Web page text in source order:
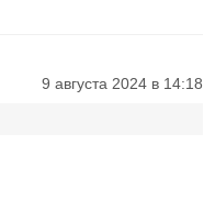
9 августа 2024 в 14:18